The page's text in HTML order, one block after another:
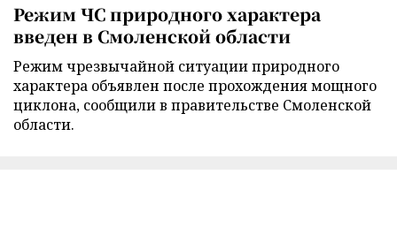
Режим ЧС природного характера
введен в Смоленской области
Режим чрезвычайной ситуации природного
характера объявлен после прохождения мощного
циклона, сообщили в правительстве Смоленской
области.